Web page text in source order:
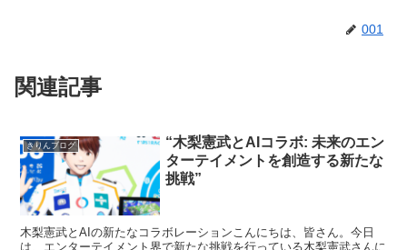
001
関連記事
きりんブログ
“木梨憲武とAIコラボ: 未来のエン
ターテイメントを創造する新たな
挑戦”
木梨憲武とAIの新たなコラボレーションこんにちは、皆さん。今日
は、エンターテイメント界で新たな挑戦を行っている木梨憲武さんに